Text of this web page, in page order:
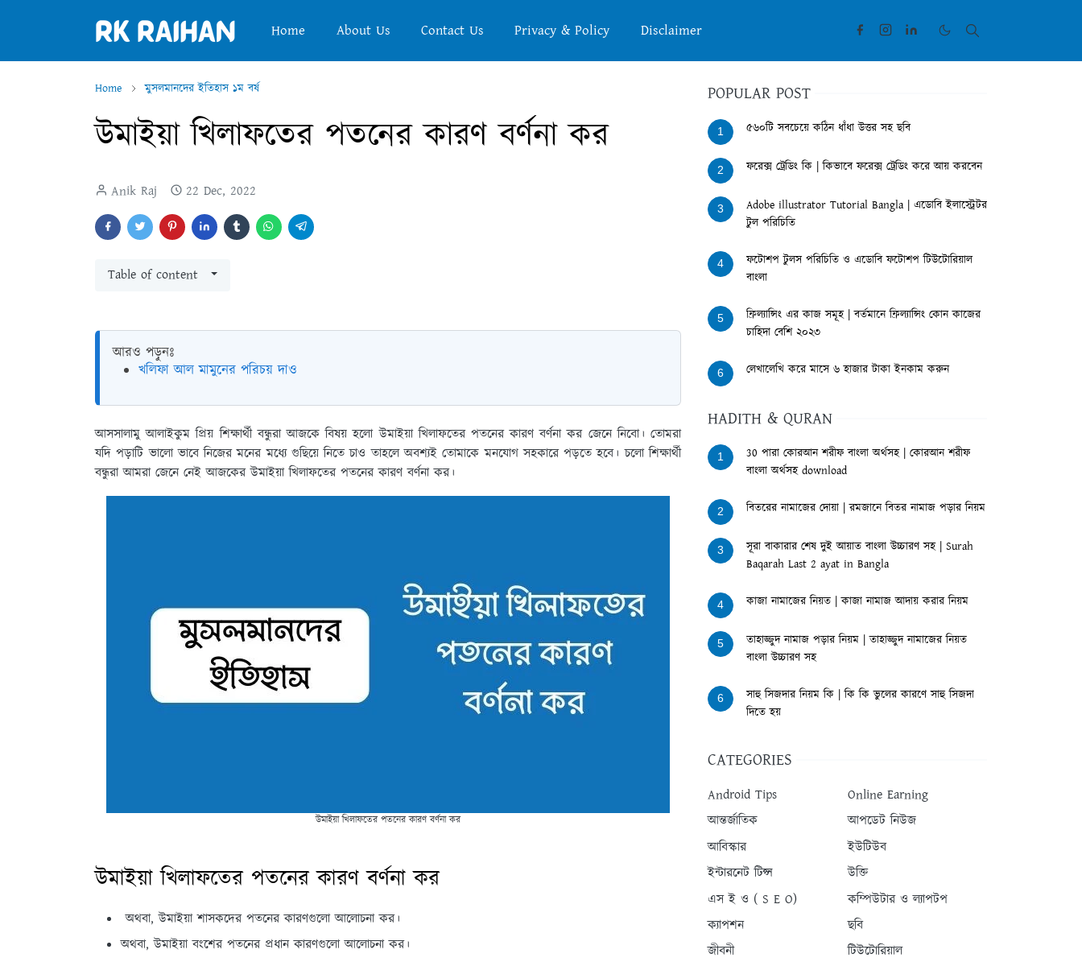
Home About Us Contact Us Privacy & Policy Disclaimer
Home মুসলমানদের ইতিহাস ১ম বর্ষ
উমাইয়া খিলাফতের পতনের কারণ বর্ণনা কর
Anik Raj 22 Dec, 2022
Table of content
আরও পড়ুনঃ
খলিফা আল মামুনের পরিচয় দাও
আসসালামু আলাইকুম প্রিয় শিক্ষার্থী বন্ধুরা আজকে বিষয় হলো উমাইয়া খিলাফতের পতনের কারণ বর্ণনা কর জেনে নিবো। তোমরা
যদি পড়াটি ভালো ভাবে নিজের মনের মধ্যে গুছিয়ে নিতে চাও তাহলে অবশ্যই তোমাকে মনযোগ সহকারে পড়তে হবে। চলো শিক্ষার্থী
বন্ধুরা আমরা জেনে নেই আজকের উমাইয়া খিলাফতের পতনের কারণ বর্ণনা কর।
উমাইয়া খিলাফতের পতনের কারণ বর্ণনা কর
উমাইয়া খিলাফতের পতনের কারণ বর্ণনা কর
অথবা, উমাইয়া শাসকদের পতনের কারণগুলো আলোচনা কর।
অথবা, উমাইয়া বংশের পতনের প্রধান কারণগুলো আলোচনা কর।
POPULAR POST
1 ৫৬০টি সবচেয়ে কঠিন ধাঁধা উত্তর সহ ছবি
2 ফরেক্স ট্রেডিং কি | কিভাবে ফরেক্স ট্রেডিং করে আয় করবেন
3
Adobe illustrator Tutorial Bangla | এডোবি ইলাস্ট্রেটর
টুল পরিচিতি
4
ফটোশপ টুলস পরিচিতি ও এডোবি ফটোশপ টিউটোরিয়াল
বাংলা
5
ফ্রিল্যান্সিং এর কাজ সমূহ | বর্তমানে ফ্রিল্যান্সিং কোন কাজের
চাহিদা বেশি ২০২৩
6 লেখালেখি করে মাসে ৬ হাজার টাকা ইনকাম করুন
HADITH & QURAN
1
30 পারা কোরআন শরীফ বাংলা অর্থসহ | কোরআন শরীফ
বাংলা অর্থসহ download
2 বিতরের নামাজের দোয়া | রমজানে বিতর নামাজ পড়ার নিয়ম
3
সূরা বাকারার শেষ দুই আয়াত বাংলা উচ্চারণ সহ | Surah
Baqarah Last 2 ayat in Bangla
4 কাজা নামাজের নিয়ত | কাজা নামাজ আদায় করার নিয়ম
5
তাহাজ্জুদ নামাজ পড়ার নিয়ম | তাহাজ্জুদ নামাজের নিয়ত
বাংলা উচ্চারণ সহ
6
সাহু সিজদার নিয়ম কি | কি কি ভুলের কারণে সাহু সিজদা
দিতে হয়
CATEGORIES
Android Tips
Online Earning
আন্তর্জাতিক
আপডেট নিউজ
আবিস্কার
ইউটিউব
ইন্টারনেট টিপ্স
উক্তি
এস ই ও ( S E O)
কম্পিউটার ও ল্যাপটপ
ক্যাপশন
ছবি
জীবনী
টিউটোরিয়াল